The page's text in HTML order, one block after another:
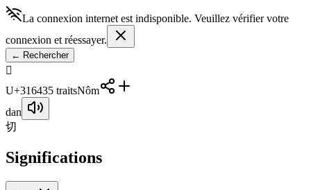
La connexion internet est indisponible. Veuillez vérifier votre
connexion et réessayer.
← Rechercher
𱙃
U+316435 traitsNôm
dan
切
Significations